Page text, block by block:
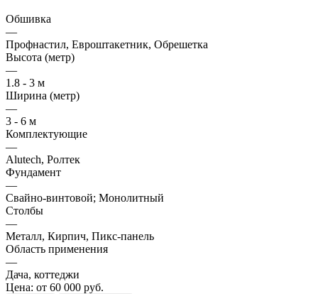
Обшивка
—
Профнастил, Евроштакетник, Обрешетка
Высота (метр)
—
1.8 - 3 м
Ширина (метр)
—
3 - 6 м
Комплектующие
—
Alutech, Ролтек
Фундамент
—
Свайно-винтовой; Монолитный
Столбы
—
Металл, Кирпич, Пикс-панель
Область применения
—
Дача, коттеджи
Цена: от 60 000 руб.